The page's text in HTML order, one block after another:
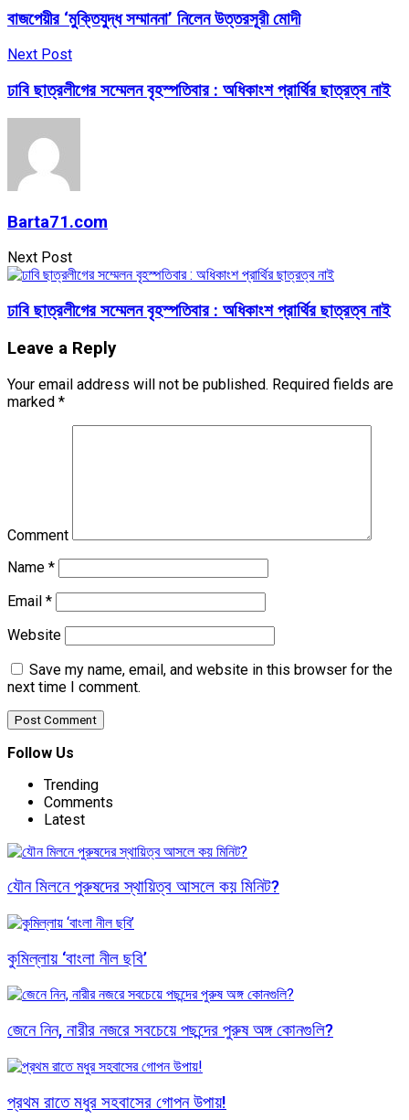
বাজপেয়ীর ‘মুক্তিযুদ্ধ সম্মাননা’ নিলেন উত্তরসূরী মোদী
Next Post
ঢাবি ছাত্রলীগের সম্মেলন বৃহস্পতিবার : অধিকাংশ প্রার্থির ছাত্রত্ব নাই
Barta71.com
Next Post
ঢাবি ছাত্রলীগের সম্মেলন বৃহস্পতিবার : অধিকাংশ প্রার্থির ছাত্রত্ব নাই
Leave a Reply
Your email address will not be published. Required fields are
marked *
Comment
Name *
Email *
Website
Save my name, email, and website in this browser for the
next time I comment.
Follow Us
Trending
Comments
Latest
যৌন মিলনে পুরুষদের স্থায়িত্ব আসলে কয় মিনিট?
কুমিল্লায় ‘বাংলা নীল ছবি’
জেনে নিন, নারীর নজরে সবচেয়ে পছন্দের পুরুষ অঙ্গ কোনগুলি?
প্রথম রাতে মধুর সহবাসের গোপন উপায়!